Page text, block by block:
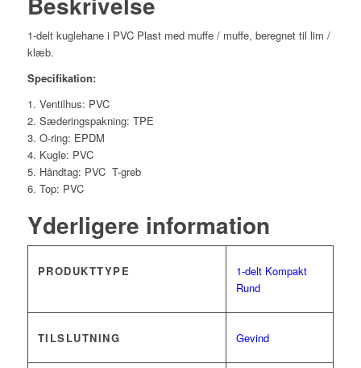
1-delt kuglehane i PVC Plast med muffe / muffe, beregnet til lim /
klæb.
Specifikation:
Ventilhus: PVC
Sæderingspakning: TPE
O-ring: EPDM
Kugle: PVC
Håndtag: PVC T-greb
Top: PVC
Yderligere information
PRODUKTTYPE
1-delt Kompakt
Rund
TILSLUTNING Gevind